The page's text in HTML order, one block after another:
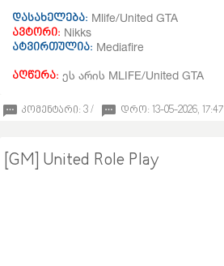
დასახელება: Mlife/United GTA
ავტორი: Nikks
ატვირთულია: Mediafire
აღწერა: ეს არის MLIFE/United GTA
კომენტარი: 3 / დრო: 13-05-2026, 17:47
[GM] United Role Play